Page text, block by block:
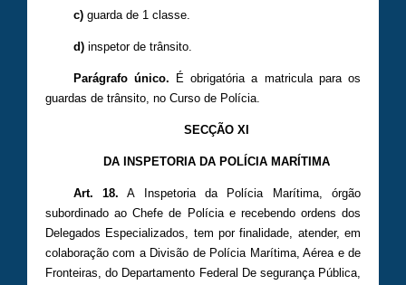
c)guarda de 1 classe.
d)inspetor de trânsito.
Parágrafo único. É obrigatória a matricula para os
guardas de trânsito, no Curso de Polícia.
SECÇÃO XI
DA INSPETORIA DA POLÍCIA MARÍTIMA
Art. 18. A Inspetoria da Polícia Marítima, órgão
subordinado ao Chefe de Polícia e recebendo ordens dos
Delegados Especializados, tem por finalidade, atender, em
colaboração com a Divisão de Polícia Marítima, Aérea e de
Fronteiras, do Departamento Federal De segurança Pública,